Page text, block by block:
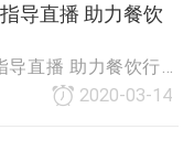
的学习态度、就业观
导直播 助力餐饮
导直播 助力餐饮行业
2020-03-14